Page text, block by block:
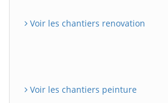
Voir les chantiers renovation
Voir les chantiers peinture